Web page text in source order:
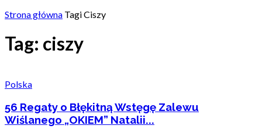
Strona główna TagiCiszy
Tag: ciszy
Polska
56 Regaty o Błękitną Wstęgę Zalewu
Wiślanego „OKIEM” Natalii...